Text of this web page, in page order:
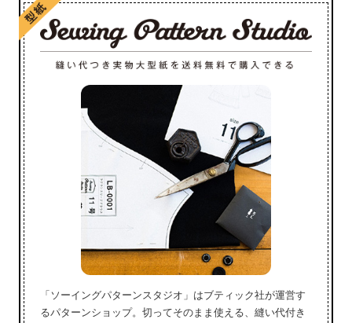
「ソーイングパターンスタジオ」はブティック社が運営す
るパターンショップ。切ってそのまま使える、縫い代付き